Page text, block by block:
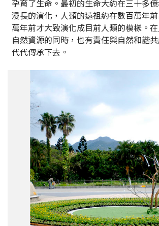
孕育了生命。最初的生命大約在三十多
漫長的演化，人類的遠祖約在數百萬年
萬年前才大致演化成目前人類的模樣。
自然資源的同時，也有責任與自然和諧
代代傳承下去。